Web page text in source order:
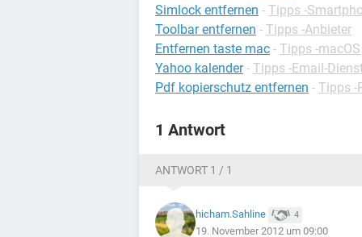
Simlock entfernen - Tipps -
Toolbar entfernen - Tipps -Anbieter
Entfernen taste mac - Tipps -macOS
Yahoo kalender - Tipps -Email-
Pdf kopierschutz entfernen - Tipps -
1 Antwort
ANTWORT 1 / 1
hicham.Sahline 4
19. November 2012 um 09:00